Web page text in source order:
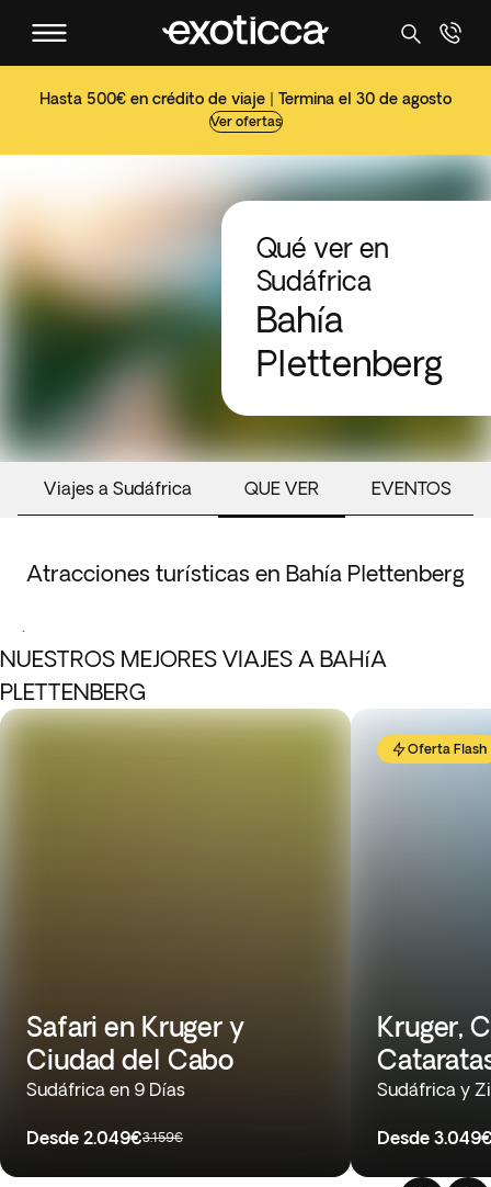
Hasta 500€ en crédito de viaje | Termina el 30 de agosto
Ver ofertas
Qué ver en
Sudáfrica
Bahía
Plettenberg
Viajes a Sudáfrica QUE VER EVENTOS
Atracciones turísticas en Bahía Plettenberg
.
NUESTROS MEJORES VIAJES A BAHíA
PLETTENBERG
Safari en Kruger y
Ciudad del Cabo
Sudáfrica en 9 Días
Desde 2.049€3.159€
Oferta Flash
Kruger,
Sudáfrica y
Desde